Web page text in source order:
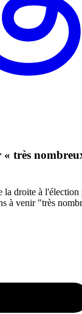
très
droite à l'élection
à venir "très